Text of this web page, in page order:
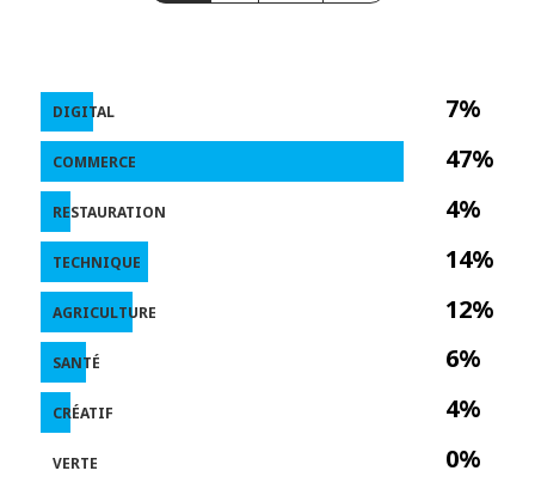
7%
47%
4%
14%
12%
6%
4%
0%
DIGITAL
COMMERCE
RESTAURATION
TECHNIQUE
AGRICULTURE
SANTÉ
CRÉATIF
VERTE